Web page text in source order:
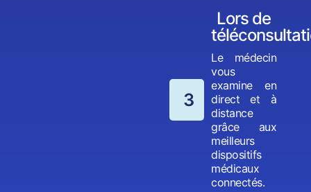
3
Lors de
Le médecin
vous
examine en
direct et à
distance
grâce aux
meilleurs
dispositifs
médicaux
connectés.